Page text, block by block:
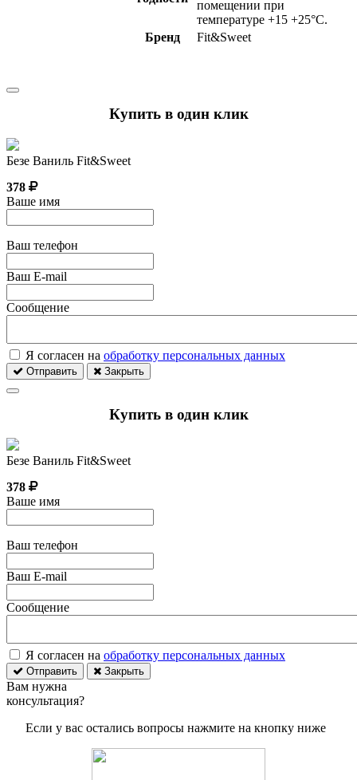
помещении при
температуре +15 +25°С.
Бренд
Fit&Sweet
Купить в один клик
Безе Ваниль Fit&Sweet
378
Ваше имя
Ваш телефон
Ваш E-mail
Сообщение
Я согласен на обработку персональных данных
Отправить Закрыть
Купить в один клик
Безе Ваниль Fit&Sweet
378
Ваше имя
Ваш телефон
Ваш E-mail
Сообщение
Я согласен на обработку персональных данных
Отправить Закрыть
Вам нужна
консультация?
Если у вас остались вопросы нажмите на кнопку ниже